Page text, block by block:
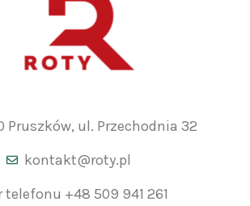
Pruszków, ul. Przechodnia 32
kontakt@roty.pl
telefonu +48 509 941 261